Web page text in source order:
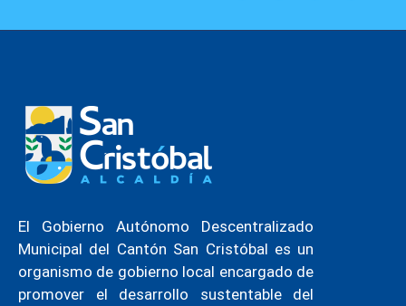
El Gobierno Autónomo Descentralizado
Municipal del Cantón San Cristóbal es un
organismo de gobierno local encargado de
promover el desarrollo sustentable del